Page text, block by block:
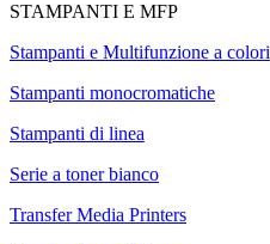
STAMPANTI E MFP
Stampanti e Multifunzione a colori
Stampanti monocromatiche
Stampanti di linea
Serie a toner bianco
Transfer Media Printers